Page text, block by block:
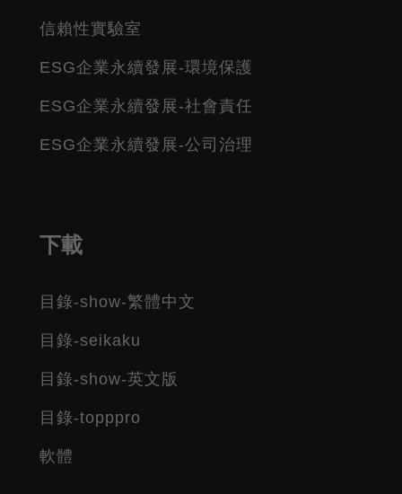
信賴性實驗室
ESG企業永續發展-環境保護
ESG企業永續發展-社會責任
ESG企業永續發展-公司治理
下載
目錄-show-繁體中文
目錄-seikaku
目錄-show-英文版
目錄-topppro
軟體